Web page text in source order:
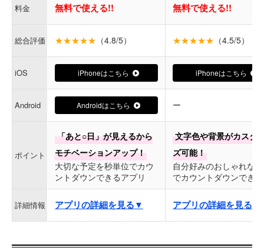
料金 無料で使える!! 無料で使える!!
総合評価 ★★★★★ （4.8/5） ★★★★★ （4.5/5）
iOS iPhoneはこちら iPhoneはこちら
Android Androidはこちら ー
ポイント
「あと○日」が見えるから
モチベーションアップ！
大切な予定を秒単位でカウ
ントダウンできるアプリ
文字色や背景がカスタ
ズ可能！
自分好みのおしゃれな
でカウントダウンできる
詳細情報 アプリの詳細を見る▼ アプリの詳細を見る▼